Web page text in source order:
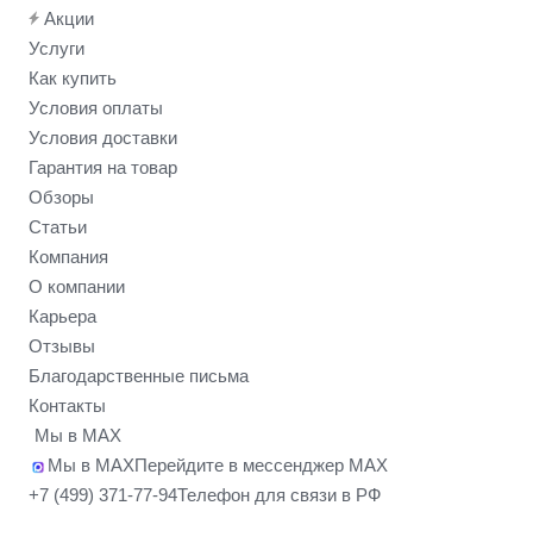
Акции
Услуги
Как купить
Условия оплаты
Условия доставки
Гарантия на товар
Обзоры
Статьи
Компания
О компании
Карьера
Отзывы
Благодарственные письма
Контакты
Мы в MAX
Мы в MAXПерейдите в мессенджер MAX
+7 (499) 371-77-94Телефон для связи в РФ